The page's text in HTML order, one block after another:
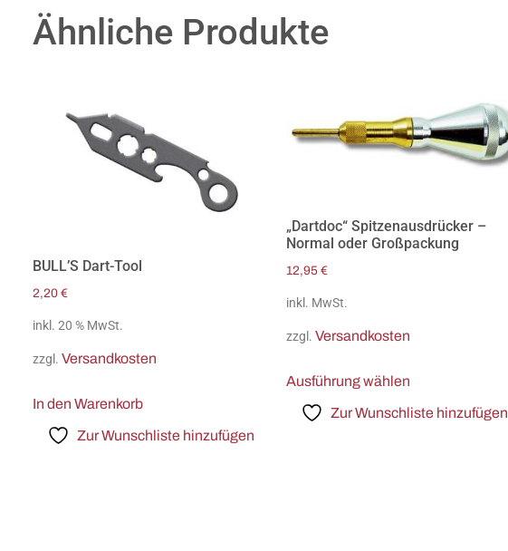
Ähnliche Produkte
BULL’S Dart-Tool
2,20 €
inkl. 20 % MwSt.
zzgl. Versandkosten
In den Warenkorb
Zur Wunschliste hinzufügen
„Dartdoc“ Spitzenausdrücker –
Normal oder Großpackung
12,95 €
inkl. MwSt.
zzgl. Versandkosten
Ausführung wählen
Zur Wunschliste hinzufügen